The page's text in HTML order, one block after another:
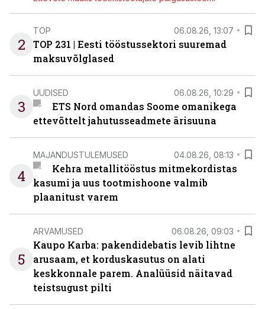
2
TOP 06.08.26, 13:07
TOP 231 | Eesti tööstussektori suuremad
maksuvõlglased
3
UUDISED 06.08.26, 10:29
ETS Nord omandas Soome omanikega
ettevõttelt jahutusseadmete ärisuuna
4
MAJANDUSTULEMUSED 04.08.26, 08:13
Kehra metallitööstus mitmekordistas
kasumi ja uus tootmishoone valmib
plaanitust varem
5
ARVAMUSED 06.08.26, 09:03
Kaupo Karba: pakendidebatis levib lihtne
arusaam, et korduskasutus on alati
keskkonnale parem. Analüüsid näitavad
teistsugust pilti